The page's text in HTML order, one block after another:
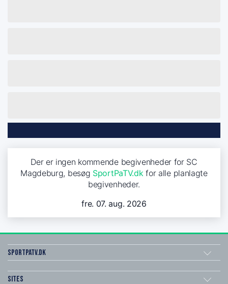
Der er ingen kommende begivenheder for SC
Magdeburg, besøg SportPaTV.dk for alle planlagte
begivenheder.
fre. 07. aug. 2026
SportPaTV.dk
Sites